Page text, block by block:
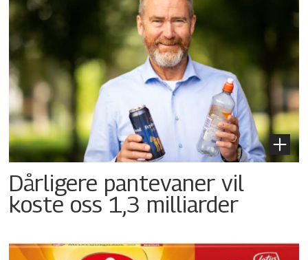
Dårligere pantevaner vil
koste oss 1,3 milliarder